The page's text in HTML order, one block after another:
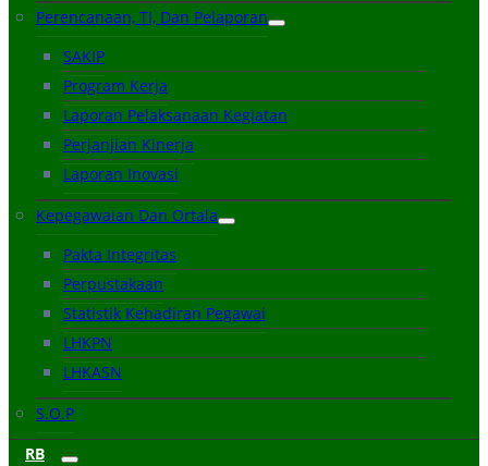
Perencanaan, TI, Dan Pelaporan
SAKIP
Program Kerja
Laporan Pelaksanaan Kegiatan
Perjanjian Kinerja
Laporan Inovasi
Kepegawaian Dan Ortala
Pakta Integritas
Perpustakaan
Statistik Kehadiran Pegawai
LHKPN
LHKASN
S.O.P
RB